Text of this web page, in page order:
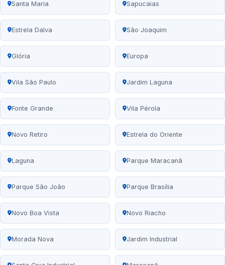
Santa Maria Sapucaias
Estrela Dalva São Joaquim
Glória Europa
Vila São Paulo Jardim Laguna
Fonte Grande Vila Pérola
Novo Retiro Estrela do Oriente
Laguna Parque Maracanã
Parque São João Parque Brasília
Novo Boa Vista Novo Riacho
Morada Nova Jardim Industrial